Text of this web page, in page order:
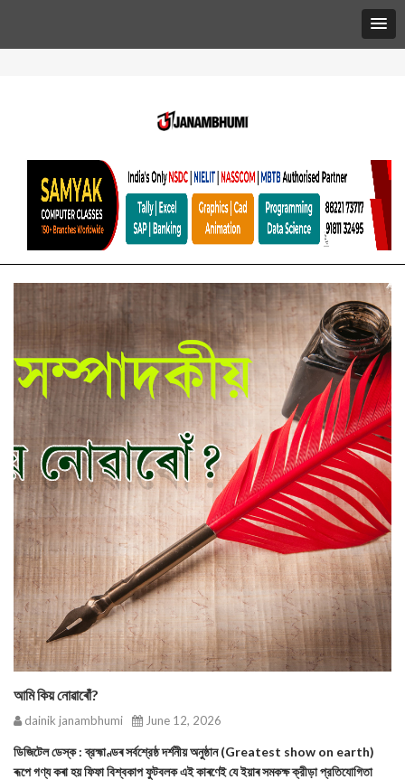
আমি কিয় নোৱাৰোঁ?
dainik janambhumi June 12, 2026
ডিজিটেল ডেস্ক : ব্রহ্মাণ্ডৰ সৰ্বশ্রেষ্ঠ দর্শনীয় অনুষ্ঠান (Greatest show on earth)
ৰূপে গণ্য কৰা হয় ফিফা বিশ্বকাপ ফুটবলক এই কাৰণেই যে ইয়াৰ সমকক্ষ ক্রীড়া প্রতিযোগিতা